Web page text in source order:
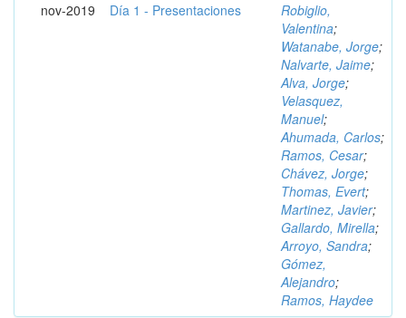
nov-2019 Día 1 - Presentaciones
Robiglio,
Valentina;
Watanabe, Jorge;
Nalvarte, Jaime;
Alva, Jorge;
Velasquez,
Manuel;
Ahumada, Carlos;
Ramos, Cesar;
Chávez, Jorge;
Thomas, Evert;
Martinez, Javier;
Gallardo, Mirella;
Arroyo, Sandra;
Gómez,
Alejandro;
Ramos, Haydee